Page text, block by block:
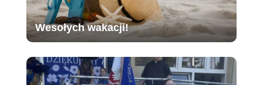
Wesołych wakacji!